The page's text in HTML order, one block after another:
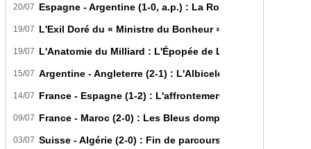
20/07 Espagne - Argentine (1-0, a.p.) : La Roja sur le toit du
19/07 L'Exil Doré du « Ministre du Bonheur » : Dans les
19/07 L'Anatomie du Milliard : L'Épopée de Lamine Yamal du
15/07 Argentine - Angleterre (2-1) : L'Albiceleste renverse les
14/07 France - Espagne (1-2) : L'affrontement tactique ultime
09/07 France - Maroc (2-0) : Les Bleus domptent les Lions de
03/07 Suisse - Algérie (2-0) : Fin de parcours pour les Fennecs